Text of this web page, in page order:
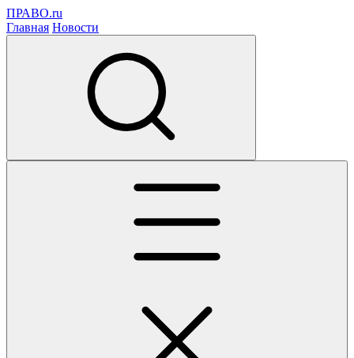
ПРАВО.ru
Главная Новости